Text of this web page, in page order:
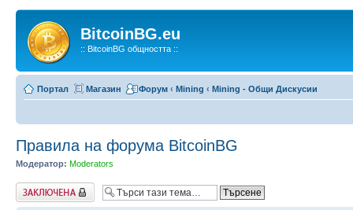
BitcoinBG.eu
:: BitcoinBG общността ::
Портал Магазин Форум ‹ Mining ‹ Mining - Общи Дискусии
Правила на форума BitcoinBG
Модератор: Moderators
Заключена